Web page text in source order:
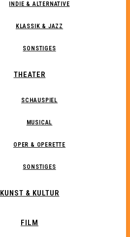
INDIE & ALTERNATIVE
KLASSIK & JAZZ
SONSTIGES
THEATER
SCHAUSPIEL
MUSICAL
OPER & OPERETTE
SONSTIGES
KUNST & KULTUR
FILM